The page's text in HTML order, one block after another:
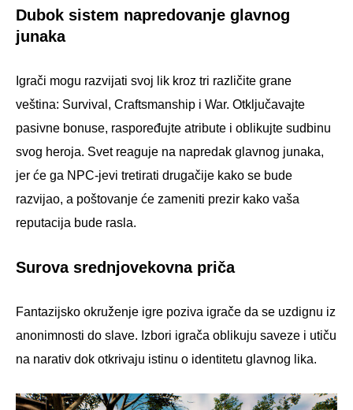
Dubok sistem napredovanje glavnog
junaka
Igrači mogu razvijati svoj lik kroz tri različite grane
veština: Survival, Craftsmanship i War. Otključavajte
pasivne bonuse, raspoređujte atribute i oblikujte sudbinu
svog heroja. Svet reaguje na napredak glavnog junaka,
jer će ga NPC-jevi tretirati drugačije kako se bude
razvijao, a poštovanje će zameniti prezir kako vaša
reputacija bude rasla.
Surova srednjovekovna priča
Fantazijsko okruženje igre poziva igrače da se uzdignu iz
anonimnosti do slave. Izbori igrača oblikuju saveze i utiču
na narativ dok otkrivaju istinu o identitetu glavnog lika.